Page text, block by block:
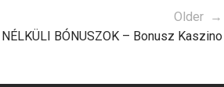
Older →
BÓNUSZOK – Bonusz Kaszino